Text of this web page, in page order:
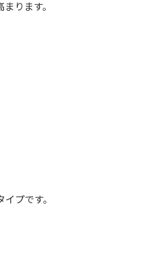
ります。
プです。